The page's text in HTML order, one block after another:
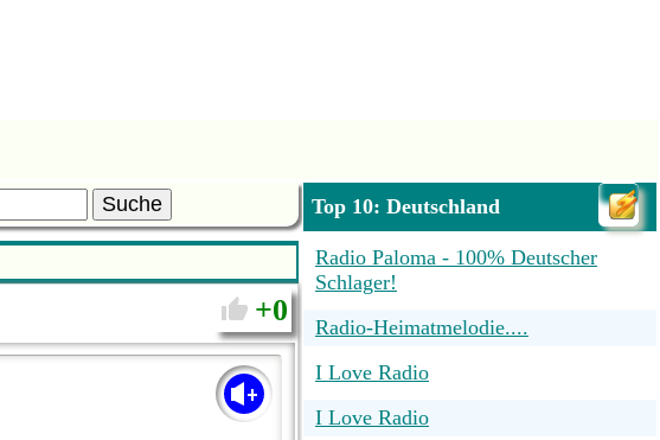
Suche
0
Top 10: Deutschland
Radio Paloma - 100% Deutscher
Schlager!
Radio-Heimatmelodie....
I Love Radio
I Love Radio